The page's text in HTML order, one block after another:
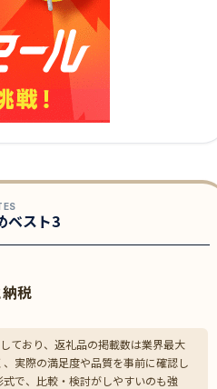
ベスト3
税
ており、返礼品の掲載数は業界最大
実際の満足度や品質を事前に確認し
で、比較・検討がしやすいのも強